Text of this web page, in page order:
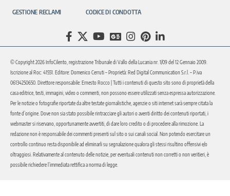
GESTIONE RECLAMI CODICE DI CONDOTTA
© Copyright 2026 InfoCilento, registrazione Tribunale di Vallo della Lucania nr. 1/09 del 12 Gennaio 2009.
Iscrizione al Roc: 41551. Editore: Domenico Cerruti – Proprietà: Red Digital Communication S.r.l. – P.iva
06134250650. Direttore responsabile: Ernesto Rocco | Tutti i contenuti di questo sito sono di proprietà della
casa editrice, testi, immagini, video o commenti, non possono essere utilizzati senza espressa autorizzazione.
Per le notizie o fotografie riportate da altre testate giornalistiche, agenzie o siti internet sarà sempre citata la
fonte d’origine. Dove non sia stato possibile rintracciare gli autori o aventi diritto dei contenuti riportati, i
webmaster si riservano, opportunamente avvertiti, di dare loro credito o di procedere alla rimozione. La
redazione non è responsabile dei commenti presenti sul sito o sui canali social. Non potendo esercitare un
controllo continuo resta disponibile ad eliminarli su segnalazione qualora gli stessi risultino offensivi e/o
oltraggiosi. Relativamente al contenuto delle notizie, per eventuali contenuti non corretti o non veritieri, è
possibile richiedere l’immediata rettifica a norma di legge.